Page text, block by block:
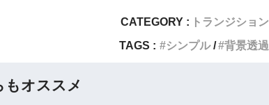
CATEGORY :
トランジション
TAGS :
シンプル 背景透過
もオススメ